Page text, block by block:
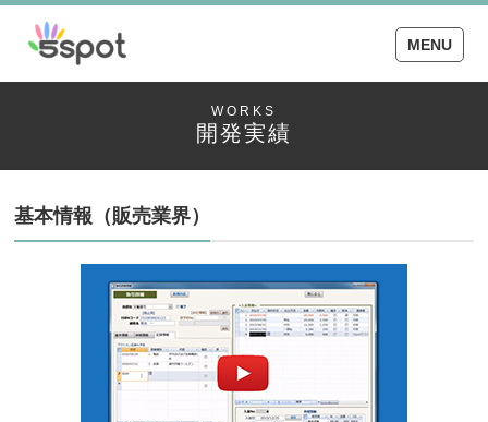
MENU
WORKS
開発実績
基本情報（販売業界）